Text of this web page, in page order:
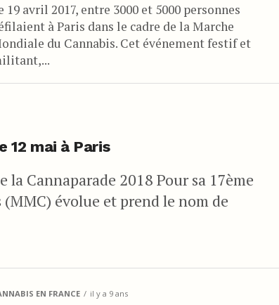
19 avril 2017, entre 3000 et 5000 personnes
à Paris dans le cadre de la Marche
du Cannabis. Cet événement festif et
12 mai à Paris
Cannaparade 2018 Pour sa 17ème
évolue et prend le nom de
EN FRANCE il y a 9 ans